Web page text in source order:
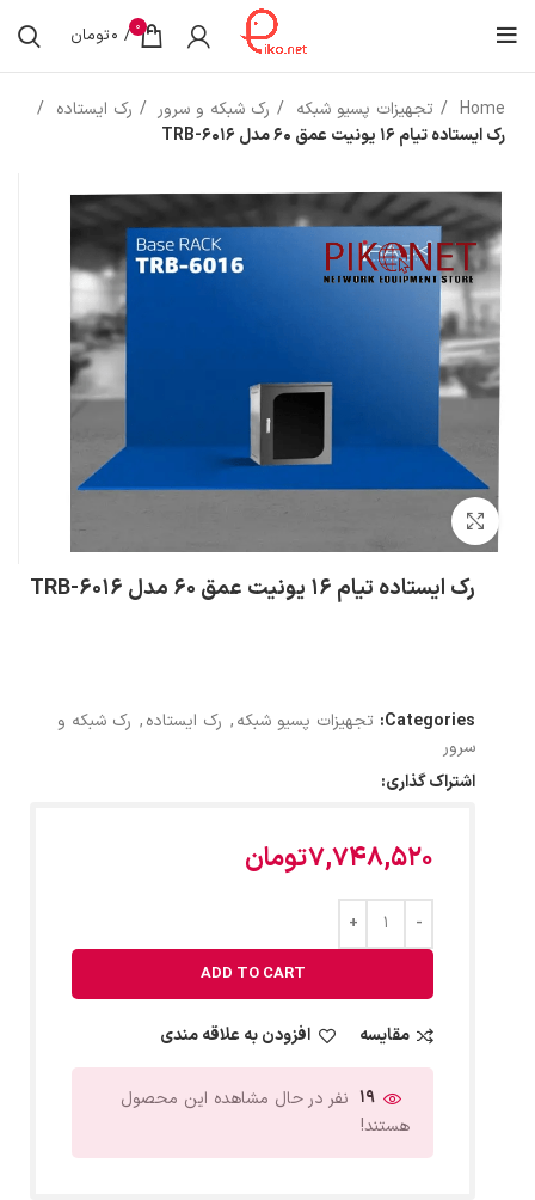
0
/
0تومان
Home تجهیزات پسیو شبکه رک شبکه و سرور
رک ایستاده
رک ایستاده تیام 16 یونیت عمق 60 مدل TRB-6016
رک ایستاده تیام 16 یونیت عمق 60 مدل TRB-6016
Categories: تجهیزات پسیو شبکه, رک ایستاده, رک شبکه و
سرور
اشتراک گذاری:
7,748,520تومان
ADD TO CART
مقایسه افزودن به علاقه مندی
19 نفر در حال مشاهده این محصول
هستند!